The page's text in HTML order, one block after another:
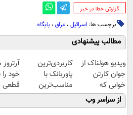
‌گزارش خطا در خبر
برچسب ها: اسرائیل ، عراق ، پایگاه
مطالب پیشنهادی
ویدیو هولناک از
جوان کارتن
خوابی که
میلیاردر شد.
آموزش رایگان
کاربردی‌ترین
پاوربانک با
مناسب‌ترین
قیمت❗
خود
قطعی
کنید!
از سراسر وب